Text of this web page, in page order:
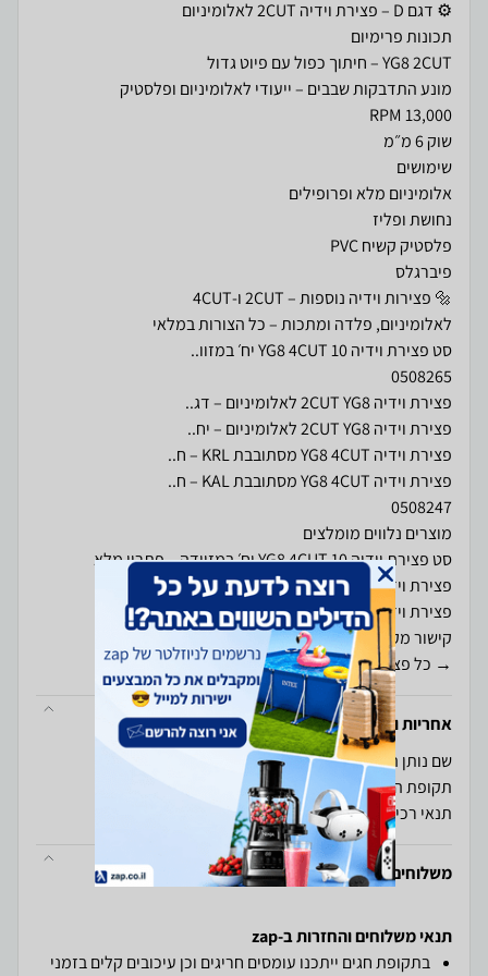
→ כל פצירות הוידיה של B.Tech
אחריות ויבואן
שם נותן האחריות: ביטק
תקופת האחריות 12 חודשים
תנאי רכישה ואחריות: אחריות לשנה על מוצרי חשמל
משלוחים והחזרות
תנאי משלוחים והחזרות ב-zap
בתקופת חגים ייתכנו עומסים חריגים וכן עיכובים קלים בזמני